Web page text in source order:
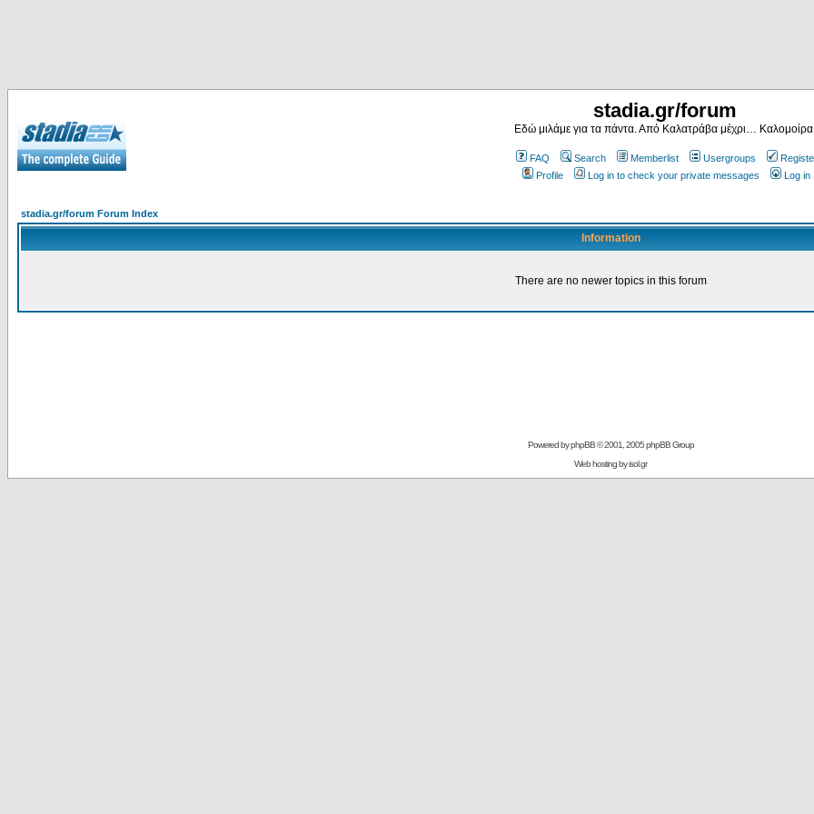
stadia.gr/forum
Εδώ μιλάμε για τα πάντα. Από Καλατράβα μέχρι…
FAQ Search Memberlist Usergroups
Profile
Log in to check your private messages Log in
stadia.gr/forum Forum Index
Information
There are no newer topics in this forum
Powered byphpBB© 2001, 2005 phpBB Group
Web hosting byisol.gr